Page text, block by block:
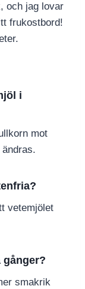
och jag lovar
frukostbord!
i
mot
vetemjölet
gånger?
smakrik